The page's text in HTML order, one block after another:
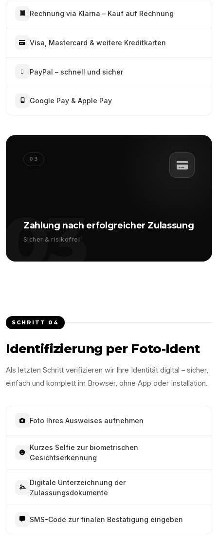
Rechnung via Klarna – Kauf auf Rechnung
Visa, Mastercard & weitere Kreditkarten
PayPal – schnell und sicher
Google Pay & Apple Pay
03
03
Zahlung nach erfolgreicher Zulassung
Sicher & risikofrei
SCHRITT 04
Identifizierung per Foto-Ident
Als letzten Schritt verifizieren wir Ihre Identität digital – sicher,
einfach und komplett im Browser, ohne App oder Installation.
Foto Ihres Ausweises aufnehmen
Kurzes Selfie zur biometrischen
Gesichtserkennung
Digitale Unterzeichnung der
Zulassungsdokumente
SMS-Code zur finalen Bestätigung eingeben